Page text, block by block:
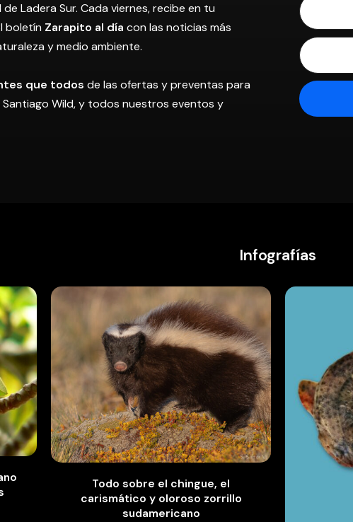
Ladera Sur. Cada viernes, recibe en tu
boletín Zarapito al día con las noticias más
y medio ambiente.
que todos de las ofertas y preventas para
Santiago Wild, y todos nuestros eventos y
Infografías
Todo sobre el chingue, el
carismático y oloroso zorrillo
sudamericano